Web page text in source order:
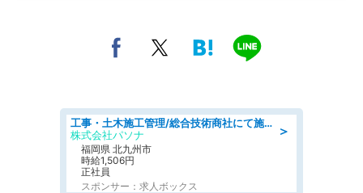
＞
工事・土木施工管理/総合技術商社にて施工管理のお仕事/即日勤務可/車通勤可/工事・土木施工管理/生産・品質管理
株式会社パソナ
福岡県 北九州市
時給1,506円
正社員
スポンサー：求人ボックス